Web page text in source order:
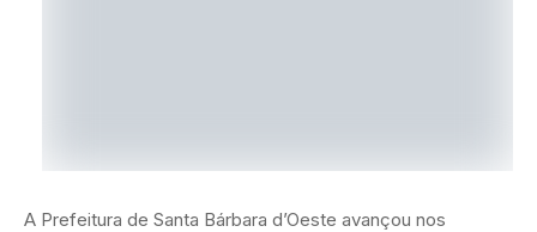
A Prefeitura de Santa Bárbara d’Oeste avançou nos